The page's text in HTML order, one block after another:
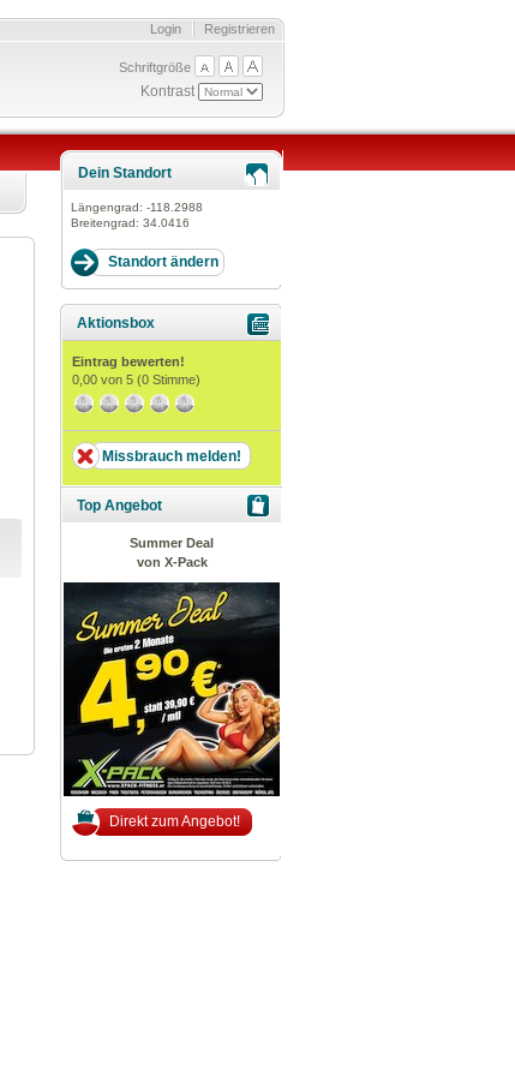
Registrieren
Login
Schriftgröße
Kontrast
Dein Standort
Längengrad: -118.2988
Breitengrad: 34.0416
Aktionsbox
Eintrag bewerten!
0,00 von 5 (0 Stimme)
Missbrauch melden!
Top Angebot
Summer Deal
von X-Pack
Direkt zum Angebot!